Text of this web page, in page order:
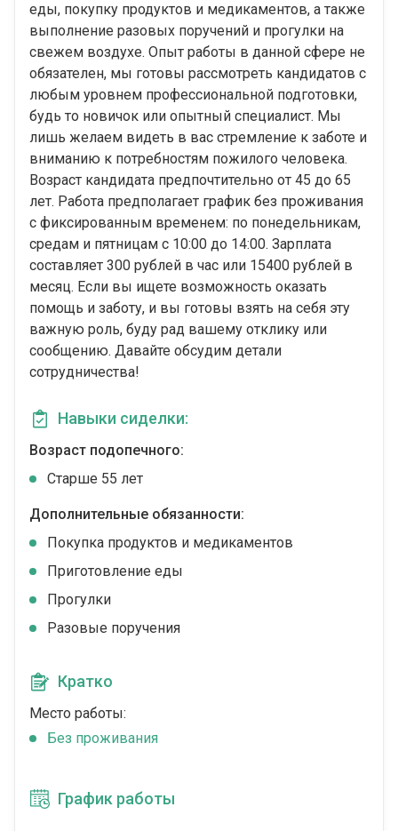
еды, покупку продуктов и медикаментов, а также
выполнение разовых поручений и прогулки на
свежем воздухе. Опыт работы в данной сфере не
обязателен, мы готовы рассмотреть кандидатов с
любым уровнем профессиональной подготовки,
будь то новичок или опытный специалист. Мы
лишь желаем видеть в вас стремление к заботе и
вниманию к потребностям пожилого человека.
Возраст кандидата предпочтительно от 45 до 65
лет. Работа предполагает график без проживания
с фиксированным временем: по понедельникам,
средам и пятницам с 10:00 до 14:00. Зарплата
составляет 300 рублей в час или 15400 рублей в
месяц. Если вы ищете возможность оказать
помощь и заботу, и вы готовы взять на себя эту
важную роль, буду рад вашему отклику или
сообщению. Давайте обсудим детали
сотрудничества!
Навыки сиделки:
Возраст подопечного:
Cтарше 55 лет
Дополнительные обязанности:
Покупка продуктов и медикаментов
Приготовление еды
Прогулки
Разовые поручения
Кратко
Место работы:
Без проживания
График работы